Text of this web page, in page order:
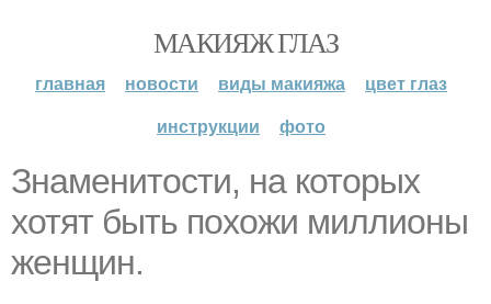
МАКИЯЖ ГЛАЗ
главная новости виды макияжа
цвет глаз
инструкции
фото
Знаменитости, на которых
хотят быть похожи миллионы
женщин.